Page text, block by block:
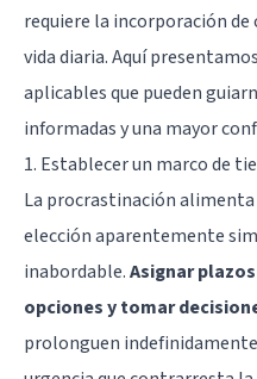
requiere la incorporación
vida diaria. Aquí
aplicables que pueden
informadas y una mayor
1. Establecer un marco de
La procrastinación
elección aparentemente
inabordable.Asignar
opciones y tomar
prolonguen